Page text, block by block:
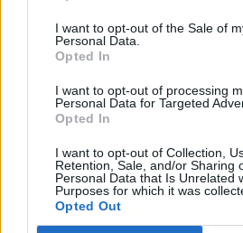
I want to opt-out of the Sale of
Personal Data.
Opted In
I want to opt-out of processing
Personal Data for Targeted
Opted In
I want to opt-out of Collection,
Retention, Sale, and/or Sharing
Personal Data that Is Unrelated
Purposes for which it was
Opted Out
Conheça os adversários do FC
CIDADE HOJE 23 DE SETEMBRO, 2022
1 … 4 5 6
Notícias Populares